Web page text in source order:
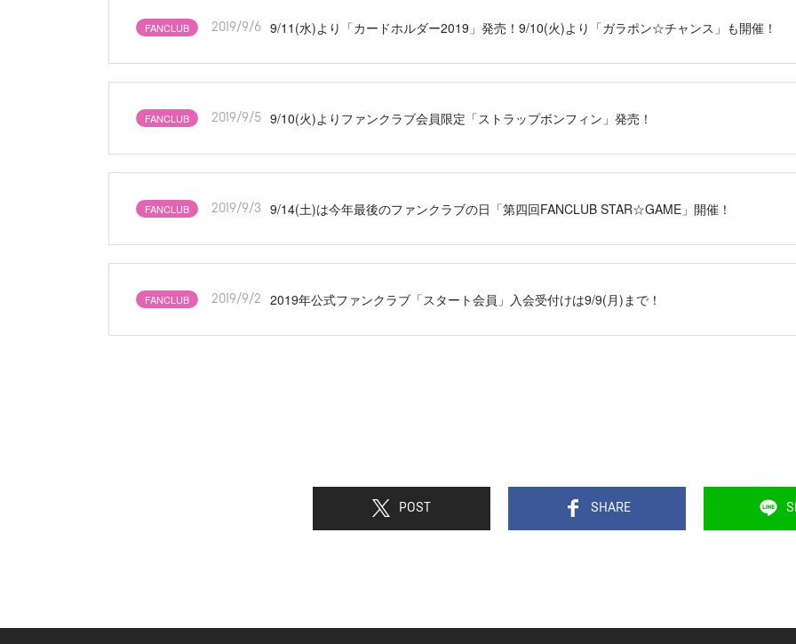
FANCLUB 2019/9/6 9/11(水)より「カードホルダー2019」発売！9/10(火)より「ガラポン☆チャンス」も開催！
FANCLUB 2019/9/5 9/10(火)よりファンクラブ会員限定「ストラップボンフィン」発売！
FANCLUB 2019/9/3 9/14(土)は今年最後のファンクラブの日「第四回FANCLUB STAR☆GAME」開催！
FANCLUB 2019/9/2 2019年公式ファンクラブ「スタート会員」入会受付けは9/9(月)まで！
POST SHARE